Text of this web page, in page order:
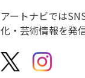
アートナビでは
化・芸術情報を発